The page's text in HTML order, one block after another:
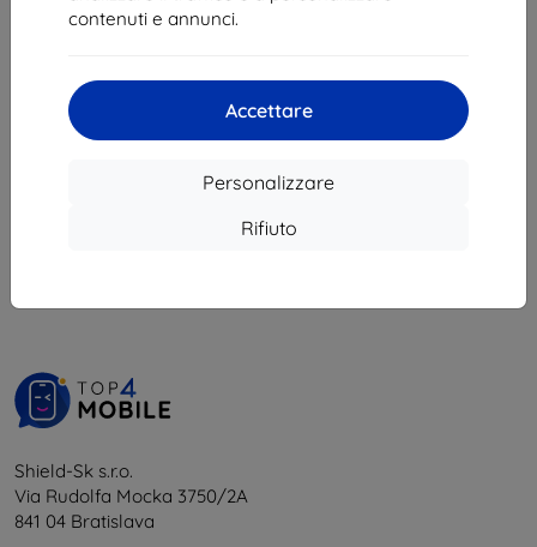
contenuti e annunci.
Accettare
Personalizzare
Rifiuto
Shield-Sk s.r.o.
Via Rudolfa Mocka 3750/2A
841 04 Bratislava